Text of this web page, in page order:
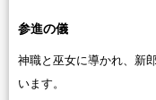
参進の儀
神職と巫女に導かれ、新
います。